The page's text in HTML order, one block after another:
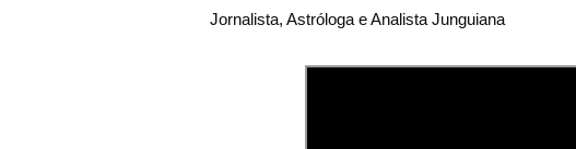
Jornalista, Astróloga e Analista Junguiana